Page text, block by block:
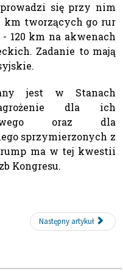
się przy nim
km tworzących go rur
- 120 km na akwenach
Zadanie to mają
jest w Stanach
dla ich
oraz dla
sprzymierzonych z
ma w tej kwestii
Kongresu.
Następny artykuł